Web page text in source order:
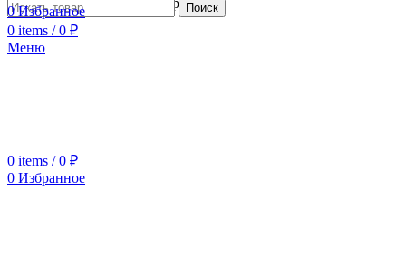
Сотрудничество с дизайнерамиПоиск
0Избранное
0 items / 0 ₽
Меню
0 items / 0 ₽
0 Избранное